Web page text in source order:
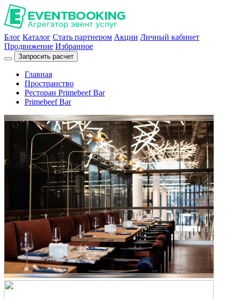
Блог Каталог Стать партнером Акции Личный кабинет
Продвижение Избранное
Запросить расчет
Главная
Пространство
Ресторан Primebeef Bar
Primebeef Bar